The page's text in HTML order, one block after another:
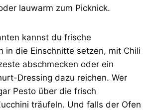
lauwarm zum Picknick.
kannst du frische
in die Einschnitte setzen, mit Chili
abschmecken oder ein
Dressing dazu reichen. Wer
Pesto über die frisch
träufeln. Und falls der Ofen